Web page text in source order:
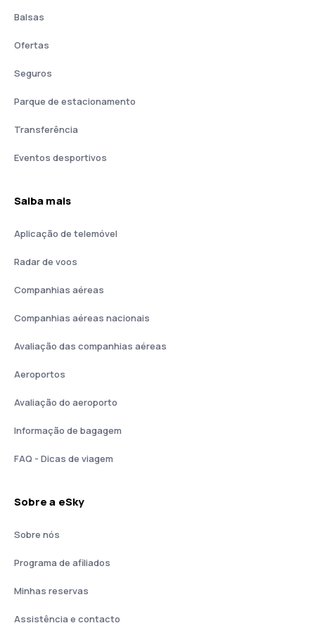
Balsas
Ofertas
Seguros
Parque de estacionamento
Transferência
Eventos desportivos
Saiba mais
Aplicação de telemóvel
Radar de voos
Companhias aéreas
Companhias aéreas nacionais
Avaliação das companhias aéreas
Aeroportos
Avaliação do aeroporto
Informação de bagagem
FAQ - Dicas de viagem
Sobre a eSky
Sobre nós
Programa de afiliados
Minhas reservas
Assistência e contacto